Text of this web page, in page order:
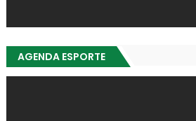
AGENDA ESPORTE